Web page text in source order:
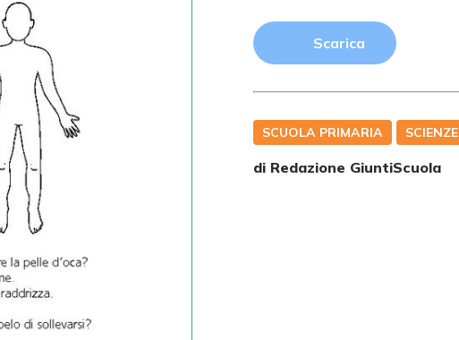
Scarica
SCUOLA PRIMARIA SCIENZE
di Redazione GiuntiScuola